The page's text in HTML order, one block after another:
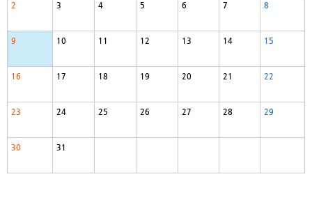
2 3 4 5 6 7 8
9 10 11 12 13 14 15
16 17 18 19 20 21 22
23 24 25 26 27 28 29
30 31